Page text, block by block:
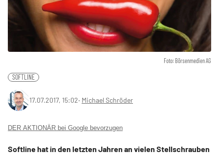
Foto: Börsenmedien AG
SOFTLINE
17.07.2017, 15:02‧ Michael Schröder
DER AKTIONÄR bei Google bevorzugen
Softline hat in den letzten Jahren an vielen Stellschrauben